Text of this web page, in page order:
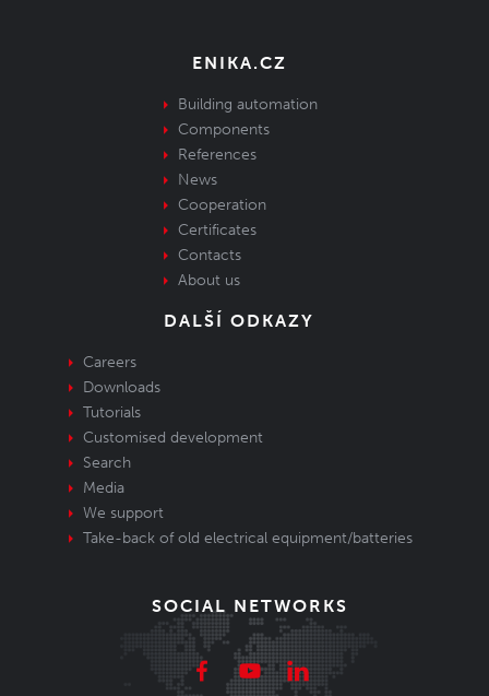
ENIKA.CZ
Building automation
Components
References
News
Cooperation
Certificates
Contacts
About us
DALŠÍ ODKAZY
Careers
Downloads
Tutorials
Customised development
Search
Media
We support
Take-back of old electrical equipment/batteries
SOCIAL NETWORKS